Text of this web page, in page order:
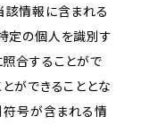
該情報に含まれる
定の個人を識別す
合することがで
ができることとな
符号が含まれる情